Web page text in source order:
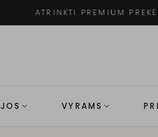
ATRINKTI PREMIUM
VYRAMS